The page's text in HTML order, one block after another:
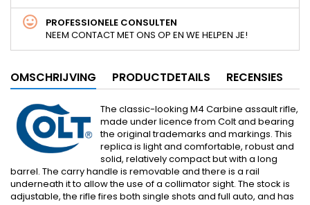
PROFESSIONELE CONSULTEN
NEEM CONTACT MET ONS OP EN WE HELPEN JE!
OMSCHRIJVING PRODUCTDETAILS RECENSIES
The classic-looking M4 Carbine assault rifle,
made under licence from Colt and bearing
the original trademarks and markings. This
replica is light and comfortable, robust and
solid, relatively compact but with a long
barrel. The carry handle is removable and there is a rail
underneath it to allow the use of a collimator sight. The stock is
adjustable, the rifle fires both single shots and full auto, and has